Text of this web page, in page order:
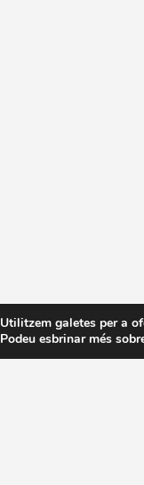
Utilitzem galetes per a
Podeu esbrinar més